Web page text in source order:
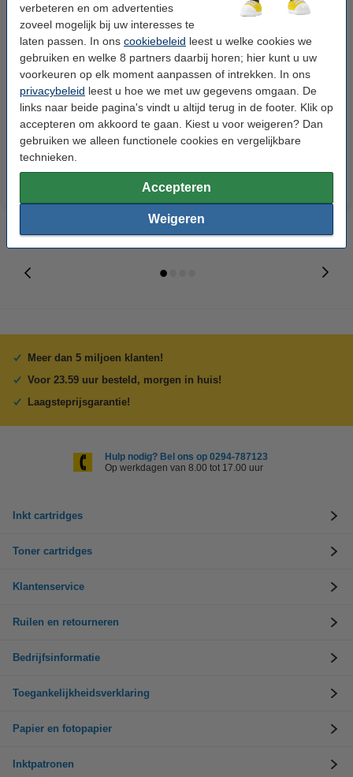
verbeteren en om advertenties
zoveel mogelijk bij uw interesses te
laten passen. In ons cookiebeleid leest u welke cookies we
gebruiken en welke 8 partners daarbij horen; hier kunt u uw
voorkeuren op elk moment aanpassen of intrekken. In ons
privacybeleid leest u hoe we met uw gegevens omgaan. De
links naar beide pagina's vindt u altijd terug in de footer. Klik op
accepteren om akkoord te gaan. Kiest u voor weigeren? Dan
gebruiken we alleen functionele cookies en vergelijkbare
technieken.
Accepteren
Weigeren
HP 91 (C9465A) inktcartridge
foto zwart (origineel)
HP 91 (C9466A) inktcartridge
licht grijs (origineel)
Meer dan 5 miljoen klanten!
Voor 23.59 uur besteld, morgen in huis!
Laagsteprijsgarantie!
Hulp nodig? Bel ons op 0294-787123
Op werkdagen van 8.00 tot 17.00 uur
Inkt cartridges
Toner cartridges
Klantenservice
Ruilen en retourneren
Bedrijfsinformatie
Toegankelijkheidsverklaring
Papier en fotopapier
Inktpatronen